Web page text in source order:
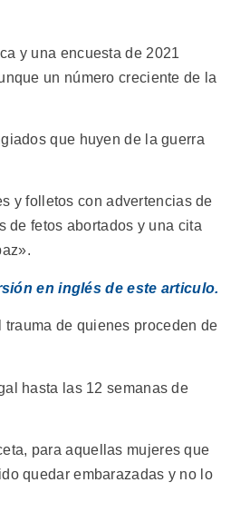
y una encuesta de 2021
un número creciente de la
que huyen de la guerra
y folletos con advertencias de
de fetos abortados y una cita
en inglés de este articulo.
de quienes proceden de
hasta las 12 semanas de
para aquellas mujeres que
quedar embarazadas y no lo